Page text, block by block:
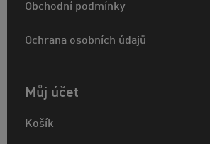
Obchodní podmínky
Ochrana osobních údajů
Můj účet
Košík